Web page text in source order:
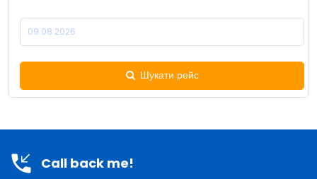
Шукати рейс
Call back me!